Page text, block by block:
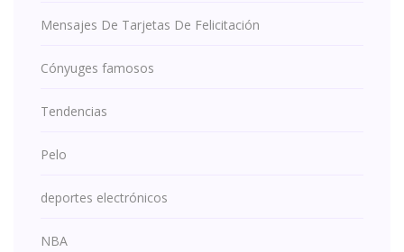
Mensajes De Tarjetas De Felicitación
Cónyuges famosos
Tendencias
Pelo
deportes electrónicos
NBA